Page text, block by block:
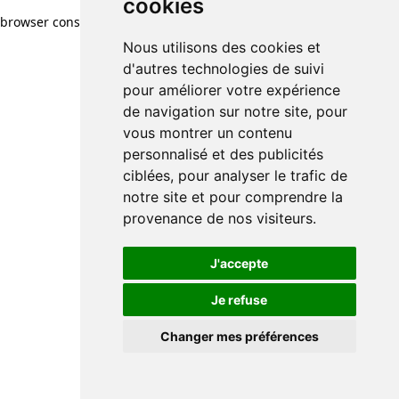
cookies
Nous utilisons des cookies et
d'autres technologies de suivi
pour améliorer votre expérience
de navigation sur notre site, pour
vous montrer un contenu
personnalisé et des publicités
ciblées, pour analyser le trafic de
notre site et pour comprendre la
provenance de nos visiteurs.
J'accepte
Je refuse
Changer mes préférences
cookies
Nous utilisons des cookies et
d'autres technologies de suivi
pour améliorer votre expérience
de navigation sur notre site, pour
vous montrer un contenu
personnalisé et des publicités
ciblées, pour analyser le trafic de
notre site et pour comprendre la
provenance de nos visiteurs.
J'accepte
Je refuse
Changer mes préférences
browser console for more information)